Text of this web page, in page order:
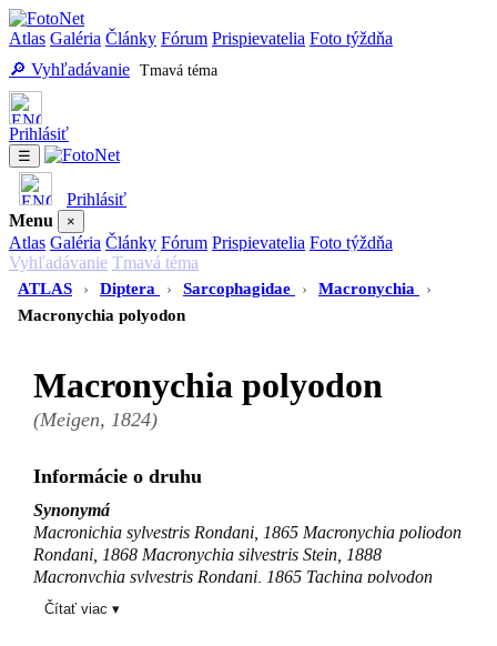
Atlas Galéria Články Fórum Prispievatelia Foto týždňa
🔎 Vyhľadávanie Tmavá téma
Prihlásiť
☰
Prihlásiť
Menu
×
Atlas Galéria Články Fórum Prispievatelia Foto týždňa
Vyhľadávanie Tmavá téma
ATLAS
› Diptera › Sarcophagidae › Macronychia
›
Macronychia polyodon
Macronychia polyodon
(Meigen, 1824)
Informácie o druhu
Synonymá
Macronichia sylvestris Rondani, 1865 Macronychia poliodon
Rondani, 1868 Macronychia silvestris Stein, 1888
Macronychia sylvestris Rondani, 1865 Tachina polyodon
Meigen, 1824 Theone trifaria Robineau-Desvoidy, 1863
Čítať viac ▾